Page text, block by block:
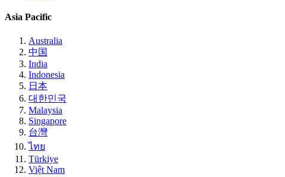
Asia Pacific
Australia
中国
India
Indonesia
日本
대한민국
Malaysia
Singapore
台灣
ไทย
Türkiye
Việt Nam